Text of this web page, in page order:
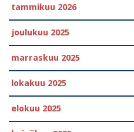
tammikuu 2026
joulukuu 2025
marraskuu 2025
lokakuu 2025
elokuu 2025